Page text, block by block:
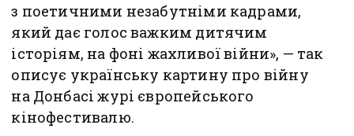
з поетичними незабутніми кадрами,
який дає голос важким дитячим
історіям, на фоні жахливої війни», — так
описує українську картину про війну
на Донбасі журі європейського
кінофестивалю.